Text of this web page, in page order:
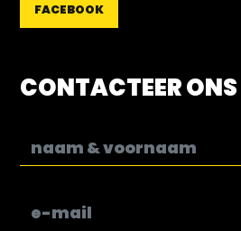
FACEBOOK
CONTACTEER ONS